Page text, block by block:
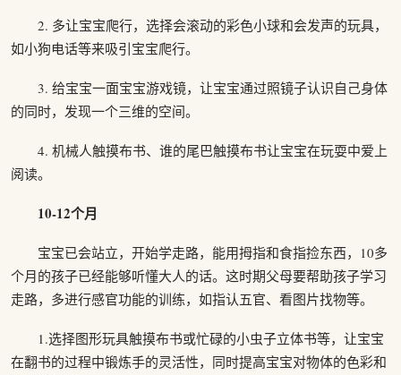
2. 多让宝宝爬行，选择会滚动的彩色小球和会发声的玩具，
如小狗电话等来吸引宝宝爬行。
3. 给宝宝一面宝宝游戏镜，让宝宝通过照镜子认识自己身体
的同时，发现一个三维的空间。
4. 机械人触摸布书、谁的尾巴触摸布书让宝宝在玩耍中爱上
阅读。
10-12个月
宝宝已会站立，开始学走路，能用拇指和食指捡东西，10多
个月的孩子已经能够听懂大人的话。这时期父母要帮助孩子学习
走路，多进行感官功能的训练，如指认五官、看图片找物等。
1.选择图形玩具触摸布书或忙碌的小虫子立体书等，让宝宝
在翻书的过程中锻炼手的灵活性，同时提高宝宝对物体的色彩和